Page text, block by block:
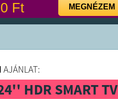
Ft MEGNÉZEM
AJÁNLAT:
HDR SMART TV